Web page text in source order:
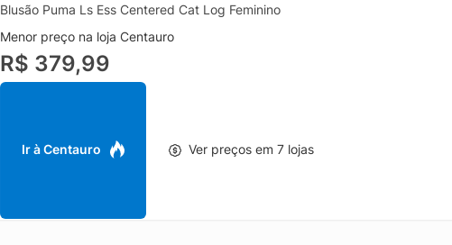
Blusão Puma Ls Ess Centered Cat Log Feminino
Menor preço na loja Centauro
R$ 379,99
Ir à Centauro Ver preços em 7 lojas